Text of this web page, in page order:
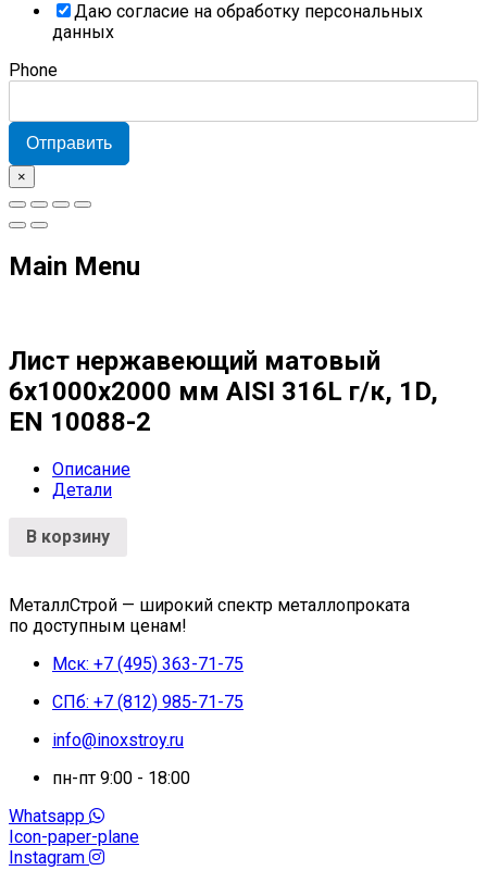
Даю согласие на обработку персональных
данных
Phone
Отправить
×
Main Menu
Лист нержавеющий матовый
6х1000х2000 мм AISI 316L г/к, 1D,
EN 10088-2
Описание
Детали
В корзину
МеталлСтрой — широкий спектр металлопроката
по доступным ценам!
Мск: +7 (495) 363-71-75
СПб: +7 (812) 985-71-75
info@inoxstroy.ru
пн-пт 9:00 - 18:00
Whatsapp
Icon-paper-plane
Instagram